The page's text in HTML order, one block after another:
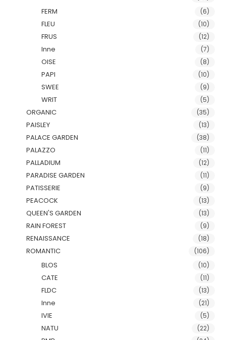
FERM (6)
FLEU (10)
FRUS (12)
Inne (7)
OISE (8)
PAPI (10)
SWEE (9)
WRIT (5)
ORGANIC (35)
PAISLEY (13)
PALACE GARDEN (38)
PALAZZO (11)
PALLADIUM (12)
PARADISE GARDEN (11)
PATISSERIE (9)
PEACOCK (13)
QUEEN'S GARDEN (13)
RAIN FOREST (9)
RENAISSANCE (18)
ROMANTIC (106)
BLOS (10)
CATE (11)
FLDC (13)
Inne (21)
IVIE (5)
NATU (22)